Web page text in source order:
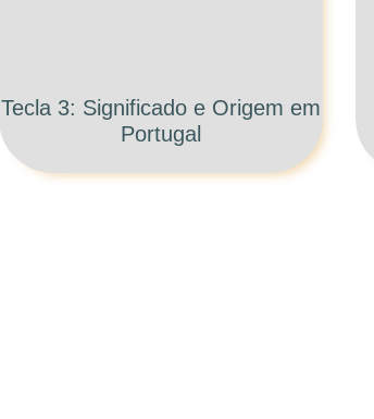
Tecla 3: Significado e Origem em
Portugal